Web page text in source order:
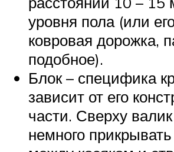
уровня пола (или
ковровая дорожка,
подобное).
Блок – специфика
зависит от его
части. Сверху
немного